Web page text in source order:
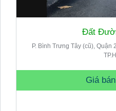
Đất
P. Bình Trưng Tây (cũ), Quận
Giá bán